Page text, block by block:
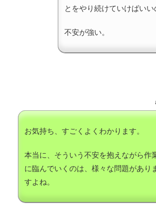
とをやり続けていけばいい
不安が強い。
お気持ち、すごくよくわかります。
本当に、そういう不安を抱えながら作
に臨んでいくのは、様々な問題があり
すよね。